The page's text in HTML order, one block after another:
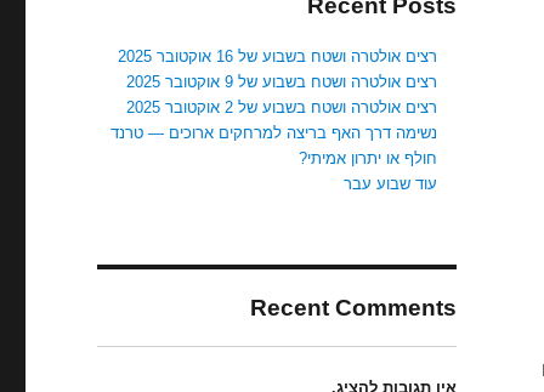
Recent Posts
רצים אולטרה ושטח בשבוע של 16 אוקטובר 2025
רצים אולטרה ושטח בשבוע של 9 אוקטובר 2025
רצים אולטרה ושטח בשבוע של 2 אוקטובר 2025
נשימה דרך האף בריצה למרחקים ארוכים — טרנד
חולף או יתרון אמיתי?
עוד שבוע עבר
Recent Comments
אין תגובות להציג.